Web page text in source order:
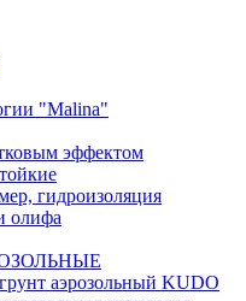
"Malina"
эффектом
гидроизоляция
олифа
аэрозольный KUDO